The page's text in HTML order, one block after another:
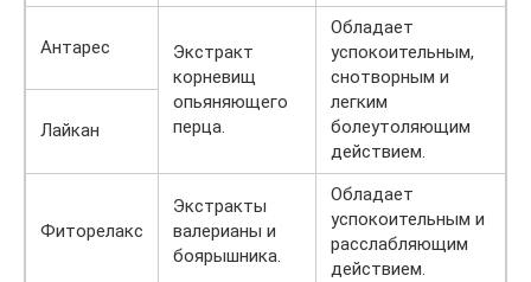
Антарес
Экстракт
корневищ
опьяняющего
перца.
Обладает
успокоительным,
снотворным и
легким
болеутоляющим
действием.
Лайкан
Фиторелакс
Экстракты
валерианы и
боярышника.
Обладает
успокоительным и
расслабляющим
действием.